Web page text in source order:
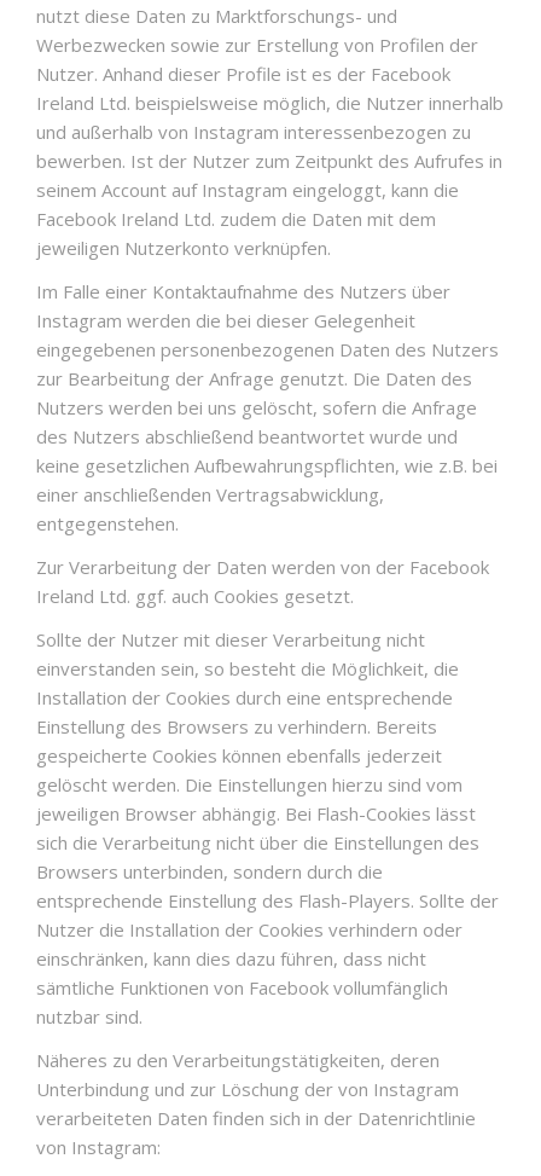
nutzt diese Daten zu Marktforschungs- und
Werbezwecken sowie zur Erstellung von Profilen der
Nutzer. Anhand dieser Profile ist es der Facebook
Ireland Ltd. beispielsweise möglich, die Nutzer innerhalb
und außerhalb von Instagram interessenbezogen zu
bewerben. Ist der Nutzer zum Zeitpunkt des Aufrufes in
seinem Account auf Instagram eingeloggt, kann die
Facebook Ireland Ltd. zudem die Daten mit dem
jeweiligen Nutzerkonto verknüpfen.
Im Falle einer Kontaktaufnahme des Nutzers über
Instagram werden die bei dieser Gelegenheit
eingegebenen personenbezogenen Daten des Nutzers
zur Bearbeitung der Anfrage genutzt. Die Daten des
Nutzers werden bei uns gelöscht, sofern die Anfrage
des Nutzers abschließend beantwortet wurde und
keine gesetzlichen Aufbewahrungspflichten, wie z.B. bei
einer anschließenden Vertragsabwicklung,
entgegenstehen.
Zur Verarbeitung der Daten werden von der Facebook
Ireland Ltd. ggf. auch Cookies gesetzt.
Sollte der Nutzer mit dieser Verarbeitung nicht
einverstanden sein, so besteht die Möglichkeit, die
Installation der Cookies durch eine entsprechende
Einstellung des Browsers zu verhindern. Bereits
gespeicherte Cookies können ebenfalls jederzeit
gelöscht werden. Die Einstellungen hierzu sind vom
jeweiligen Browser abhängig. Bei Flash-Cookies lässt
sich die Verarbeitung nicht über die Einstellungen des
Browsers unterbinden, sondern durch die
entsprechende Einstellung des Flash-Players. Sollte der
Nutzer die Installation der Cookies verhindern oder
einschränken, kann dies dazu führen, dass nicht
sämtliche Funktionen von Facebook vollumfänglich
nutzbar sind.
Näheres zu den Verarbeitungstätigkeiten, deren
Unterbindung und zur Löschung der von Instagram
verarbeiteten Daten finden sich in der Datenrichtlinie
von Instagram: